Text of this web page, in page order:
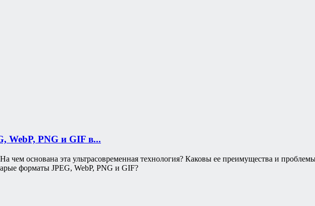
WebP, PNG и GIF в...
основана эта ультрасовременная технология? Каковы ее преимущества и
форматы JPEG, WebP, PNG и GIF?